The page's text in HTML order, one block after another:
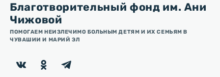
Благотворительный фонд им. Ани
Чижовой
ПОМОГАЕМ НЕИЗЛЕЧИМО БОЛЬНЫМ ДЕТЯМ И ИХ СЕМЬЯМ В
ЧУВАШИИ И МАРИЙ ЭЛ